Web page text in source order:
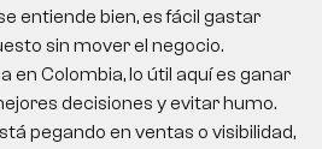
entiende bien, es fácil gastar
sin mover el negocio.
en Colombia, lo útil aquí es ganar
decisiones y evitar humo.
pegando en ventas o visibilidad,